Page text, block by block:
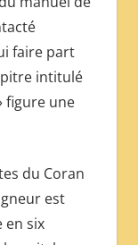
faire part
intitulé
figure une
du Coran
est
en six